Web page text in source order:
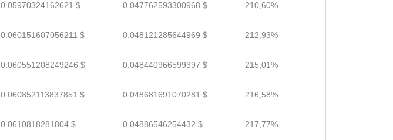
0.05970324162621 $ 0.047762593300968 $ 210,60%
0.060151607056211 $ 0.048121285644969 $ 212,93%
0.060551208249246 $ 0.048440966599397 $ 215,01%
0.060852113837851 $ 0.048681691070281 $ 216,58%
0.0610818281804 $ 0.04886546254432 $ 217,77%